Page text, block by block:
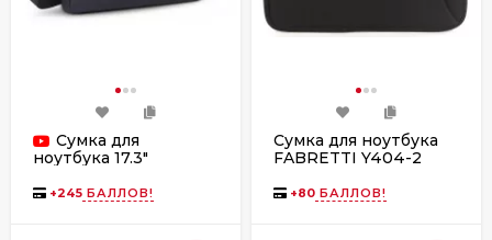
Сумка для
ноутбука 17.3"
+245 БАЛЛОВ!
Сумка для ноутбука
FABRETTI Y404-2
+80 БАЛЛОВ!